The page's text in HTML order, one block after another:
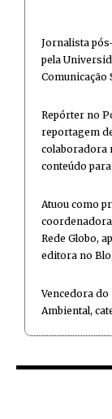
Jornalista
pela
Comunicação
Repórter no
reportagem
colaboradora
conteúdo para
Atuou como
Rede Globo,
editora no
Vencedora
Ambiental,